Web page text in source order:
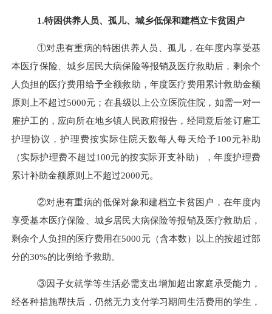
1.特困供养人员、孤儿、城乡低保和建档立卡贫困户
①对患有重病的特困供养人员、孤儿，在年度内享受基
本医疗保险、城乡居民大病保险等报销及医疗救助后，剩余个
人负担的医疗费用给予全额救助，年度医疗费用累计救助金额
原则上不超过5000元；在县级以上公立医院住院，如需一对一
雇护工的，应向所在地乡镇人民政府报告，经同意后签订雇工
护理协议，护理费按实际住院天数每人每天给予100元补助
（实际护理费不超过100元的按实际开支补助），年度护理费
累计补助金额原则上不超过2000元。
②对患有重病的低保对象和建档立卡贫困户，在年度内
享受基本医疗保险、城乡居民大病保险等报销及医疗救助后，
剩余个人负担的医疗费用在5000元（含本数）以上的按超过部
分的30%的比例给予救助。
③因子女就学等生活必需支出增加超出家庭承受能力，
经各种措施帮扶后，仍然无力支付学习期间生活费用的学生，